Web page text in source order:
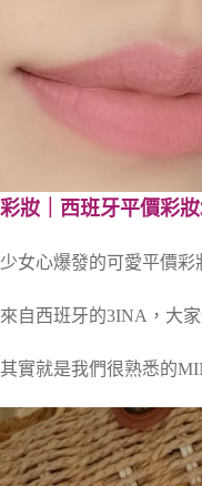
彩妝｜西班牙平價彩
少女心爆發的可愛平價彩
來自西班牙的3INA，大
其實就是我們很熟悉的